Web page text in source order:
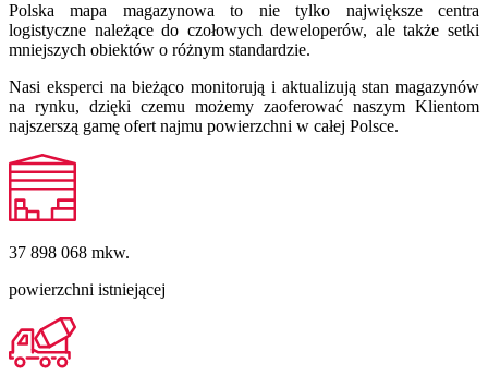
Polska mapa magazynowa to nie tylko największe centra
logistyczne należące do czołowych deweloperów, ale także setki
mniejszych obiektów o różnym standardzie.
Nasi eksperci na bieżąco monitorują i aktualizują stan magazynów
na rynku, dzięki czemu możemy zaoferować naszym Klientom
najszerszą gamę ofert najmu powierzchni w całej Polsce.
37 898 068 mkw.
powierzchni istniejącej